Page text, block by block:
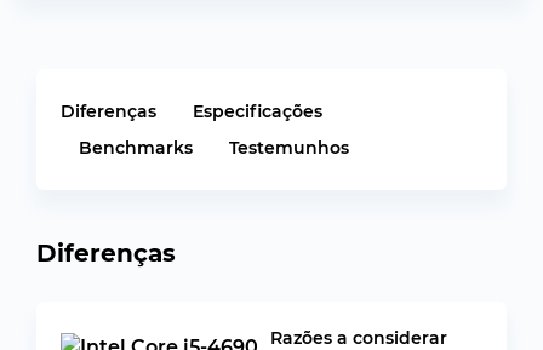
Diferenças
Especificações
Benchmarks
Testemunhos
Diferenças
Razões a considerar